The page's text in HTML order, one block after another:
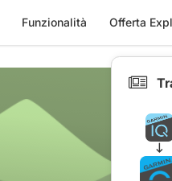
Funzionalità Offerta